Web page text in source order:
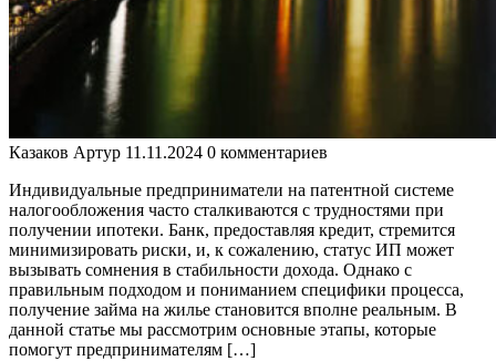
Казаков Артур 11.11.2024 0 комментариев
Индивидуальные предприниматели на патентной системе
налогообложения часто сталкиваются с трудностями при
получении ипотеки. Банк, предоставляя кредит, стремится
минимизировать риски, и, к сожалению, статус ИП может
вызывать сомнения в стабильности дохода. Однако с
правильным подходом и пониманием специфики процесса,
получение займа на жилье становится вполне реальным. В
данной статье мы рассмотрим основные этапы, которые
помогут предпринимателям […]